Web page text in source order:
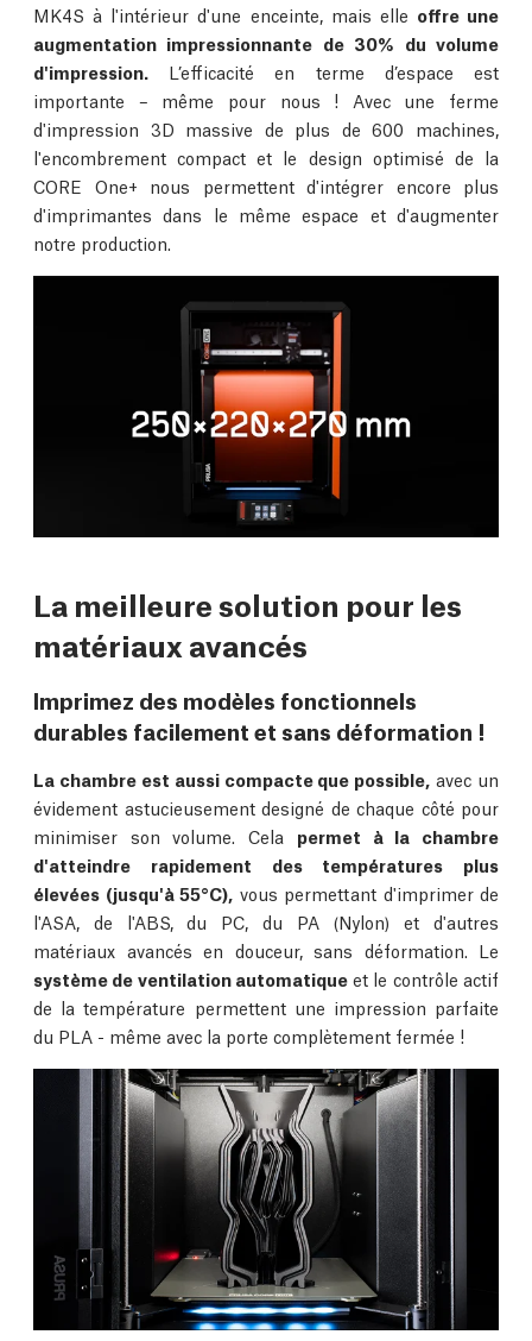
MK4S à l'intérieur d'une enceinte, mais elle offre une
augmentation impressionnante de 30% du volume
d'impression. L’efficacité en terme d’espace est
importante – même pour nous ! Avec une ferme
d'impression 3D massive de plus de 600 machines,
l'encombrement compact et le design optimisé de la
CORE One+ nous permettent d'intégrer encore plus
d'imprimantes dans le même espace et d'augmenter
notre production.
La meilleure solution pour les
matériaux avancés
Imprimez des modèles fonctionnels
durables facilement et sans déformation !
La chambre est aussi compacte que possible, avec un
évidement astucieusement designé de chaque côté pour
minimiser son volume. Cela permet à la chambre
d'atteindre rapidement des températures plus
élevées (jusqu'à 55°C), vous permettant d'imprimer de
l'ASA, de l'ABS, du PC, du PA (Nylon) et d'autres
matériaux avancés en douceur, sans déformation. Le
système de ventilation automatiqueet le contrôle actif
de la température permettent une impression parfaite
du PLA - même avec la porte complètement fermée !